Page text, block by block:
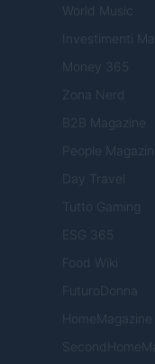
World Music
Investimenti
Money 365
Zona Nerd
B2B Magazine
People
Day Travel
Tutto Gaming
ESG 365
Food Wiki
FuturoDonna
HomeMagazine